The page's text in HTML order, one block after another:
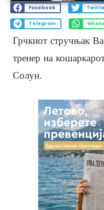
Facebook
Telegram
Грчкиот стручњак
тренер на
Солун.